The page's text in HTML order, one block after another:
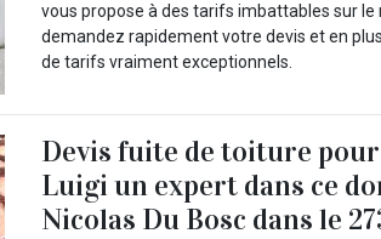
vous propose à des tarifs imbattables sur le
demandez rapidement votre devis et en
de tarifs vraiment exceptionnels.
Devis fuite de toiture
Luigi un expert dans ce
Nicolas Du Bosc dans le